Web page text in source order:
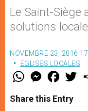
Le Saint-Siège
solutions
NOVEMBRE 23, 2016
EGLISES LOCALES
W
t
s
M
e
s
e
F
a
e
b
w
Share this Entry